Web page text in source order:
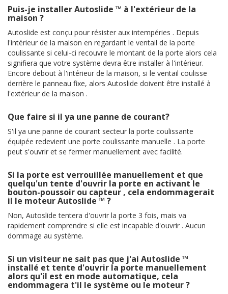
Puis-je installer Autoslide ™ à l'extérieur de la
maison ?
Autoslide est conçu pour résister aux intempéries . Depuis
l'intérieur de la maison en regardant le ventail de la porte
coulissante si celui-ci recouvre le montant de la porte alors cela
signifiera que votre système devra être installer à l'intérieur.
Encore debout à l'intérieur de la maison, si le ventail coulisse
derrière le panneau fixe, alors Autoslide doivent être installé à
l'extérieur de la maison .
Que faire si il ya une panne de courant?
S'il ya une panne de courant secteur la porte coulissante
équipée redevient une porte coulissante manuelle . La porte
peut s'ouvrir et se fermer manuellement avec facilité.
Si la porte est verrouillée manuellement et que
quelqu'un tente d'ouvrir la porte en activant le
bouton-poussoir ou capteur , cela endommagerait
il le moteur Autoslide ™ ?
Non, Autoslide tentera d'ouvrir la porte 3 fois, mais va
rapidement comprendre si elle est incapable d'ouvrir . Aucun
dommage au système.
Si un visiteur ne sait pas que j'ai Autoslide ™
installé et tente d'ouvrir la porte manuellement
alors qu'il est en mode automatique, cela
endommagera t'il le système ou le moteur ?